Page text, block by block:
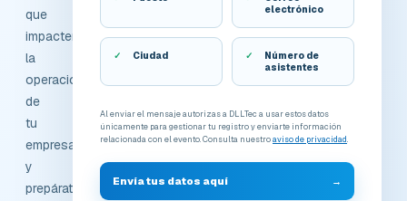
que
impacten
la
operación
de
tu
empresa
y
prepárate
electrónico
Ciudad
Número de
asistentes
Al enviar el mensaje autorizas a DLLTec a usar estos datos
únicamente para gestionar tu registro y enviarte información
relacionada con el evento. Consulta nuestroaviso de privacidad.
Envía tus datos aquí →